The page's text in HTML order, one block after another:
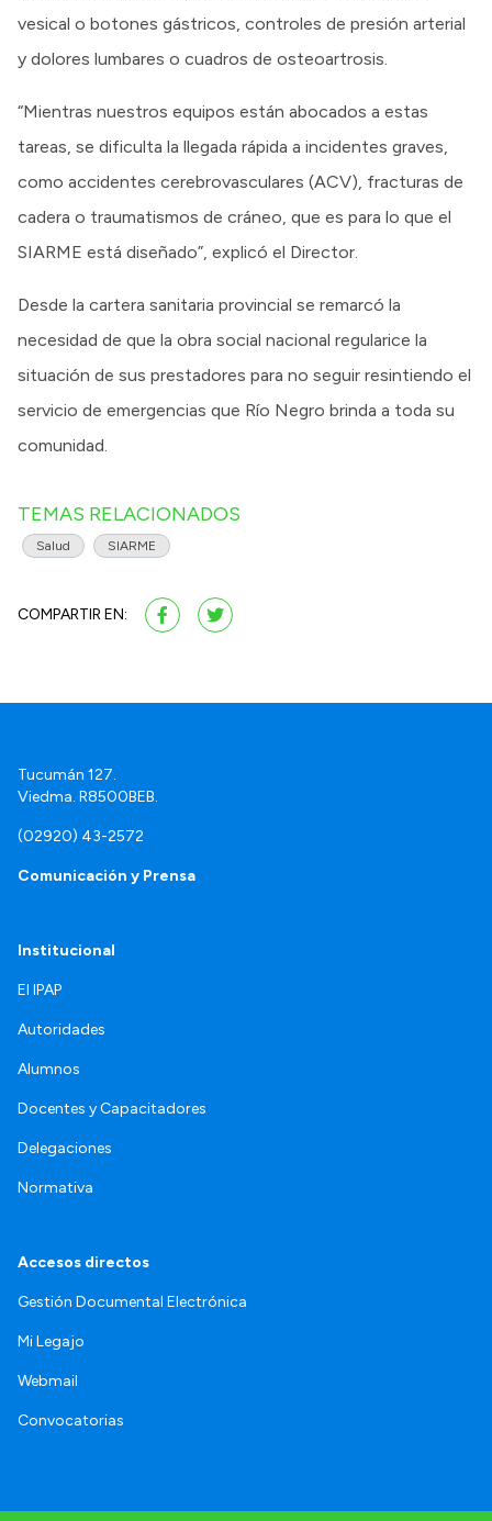
vesical o botones gástricos, controles de presión arterial
y dolores lumbares o cuadros de osteoartrosis.
“Mientras nuestros equipos están abocados a estas
tareas, se dificulta la llegada rápida a incidentes graves,
como accidentes cerebrovasculares (ACV), fracturas de
cadera o traumatismos de cráneo, que es para lo que el
SIARME está diseñado”, explicó el Director.
Desde la cartera sanitaria provincial se remarcó la
necesidad de que la obra social nacional regularice la
situación de sus prestadores para no seguir resintiendo el
servicio de emergencias que Río Negro brinda a toda su
comunidad.
TEMAS RELACIONADOS
Salud SIARME
COMPARTIR EN:
Tucumán 127.
Viedma. R8500BEB.
(02920) 43-2572
Comunicación y Prensa
Institucional
El IPAP
Autoridades
Alumnos
Docentes y Capacitadores
Delegaciones
Normativa
Accesos directos
Gestión Documental Electrónica
Mi Legajo
Webmail
Convocatorias